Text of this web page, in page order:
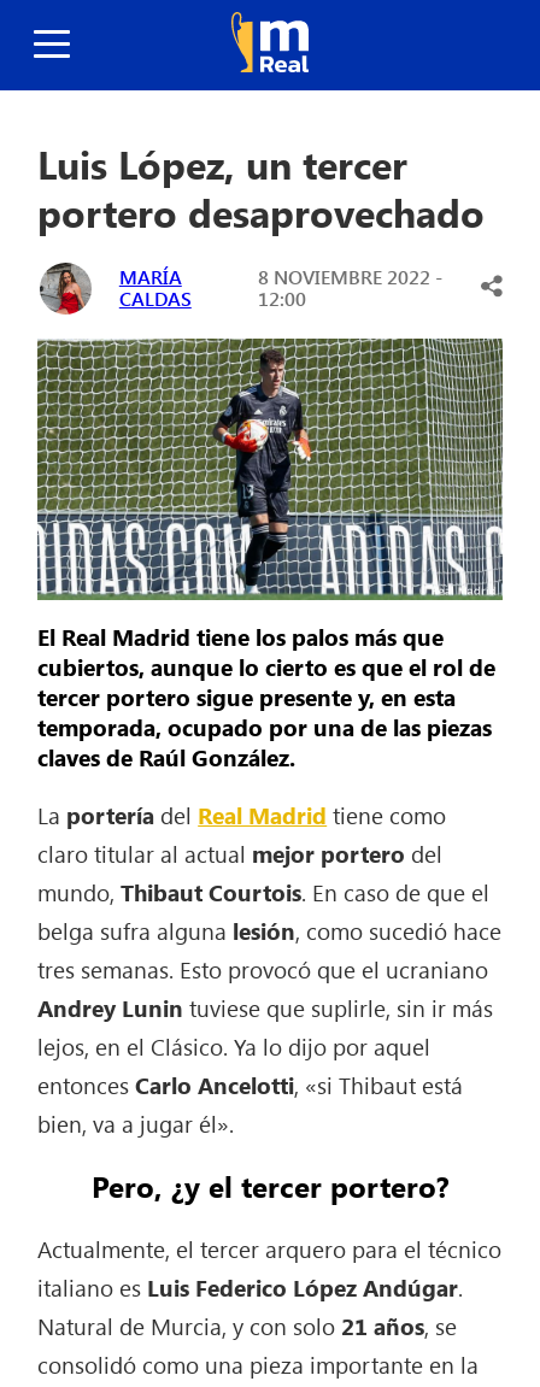
Luis López, un tercer
portero desaprovechado
MARÍA
CALDAS
8 NOVIEMBRE 2022 -
12:00
El Real Madrid tiene los palos más que
cubiertos, aunque lo cierto es que el rol de
tercer portero sigue presente y, en esta
temporada, ocupado por una de las piezas
claves de Raúl González.
La portería del Real Madrid tiene como
claro titular al actual mejor portero del
mundo,Thibaut Courtois. En caso de que el
belga sufra alguna lesión, como sucedió hace
tres semanas. Esto provocó que el ucraniano
Andrey Lunin tuviese que suplirle, sin ir más
lejos, en el Clásico. Ya lo dijo por aquel
entoncesCarlo Ancelotti, «si Thibaut está
bien, va a jugar él».
Pero, ¿y el tercer portero?
Actualmente, el tercer arquero para el técnico
italiano es Luis Federico López Andúgar.
Natural de Murcia, y con solo 21 años, se
consolidó como una pieza importante en la